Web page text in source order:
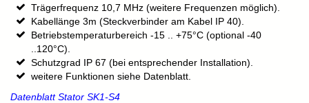
Trägerfrequenz 10,7 MHz (weitere Frequenzen möglich).
Kabellänge 3m (Steckverbinder am Kabel IP 40).
Betriebstemperaturbereich -15 .. +75°C (optional -40
..120°C).
Schutzgrad IP 67 (bei entsprechender Installation).
weitere Funktionen siehe Datenblatt.
Datenblatt Stator SK1-S4